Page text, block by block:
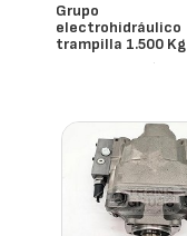
Grupo
electrohidráulico
trampilla 1.500 Kg
- España